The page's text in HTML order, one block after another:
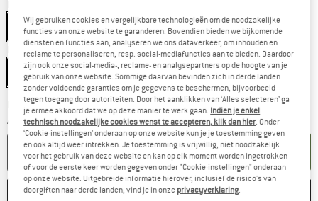
Black / Orange
Maat:One Size
One Size
Levertijd: 3-5 werkdagenDe link wordt geopend in een infovak en bevat
Aantal:
IN DE WINKELMAND
ONTHOUDEN VERGELIJKEN
Wij gebruiken cookies en vergelijkbare technologieën om de noodzakelijke
functies van onze website te garanderen. Bovendien bieden we bijkomende
diensten en functies aan, analyseren we ons dataverkeer, om inhouden en
reclame te personaliseren, resp. social-mediafuncties aan te bieden. Daardoor
zijn ook onze social-media-, reclame- en analysepartners op de hoogte van je
gebruik van onze website. Sommige daarvan bevinden zich in derde landen
zonder voldoende garanties om je gegevens te beschermen, bijvoorbeeld
tegen toegang door autoriteiten. Door het aanklikken van ‘Alles selecteren’ ga
je ermee akkoord dat we op deze manier te werk gaan. Indien je enkel
technisch noodzakelijke cookies wenst te accepteren, klik dan hier. Onder
‘Cookie-instellingen’ onderaan op onze website kun je je toestemming geven
en ook altijd weer intrekken. Je toestemming is vrijwillig, niet noodzakelijk
voor het gebruik van deze website en kan op elk moment worden ingetrokken
of voor de eerste keer worden gegeven onder "Cookie-instellingen" onderaan
op onze website. Uitgebreide informatie hierover, inclusief de risico's van
doorgiften naar derde landen, vind je in onze privacyverklaring.